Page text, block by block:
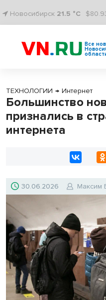
Новосибирск 21.5 °C
Все
ТЕХНОЛОГИИ → Интернет
Большинство
признались в
интернета
30.06.2026 Максим